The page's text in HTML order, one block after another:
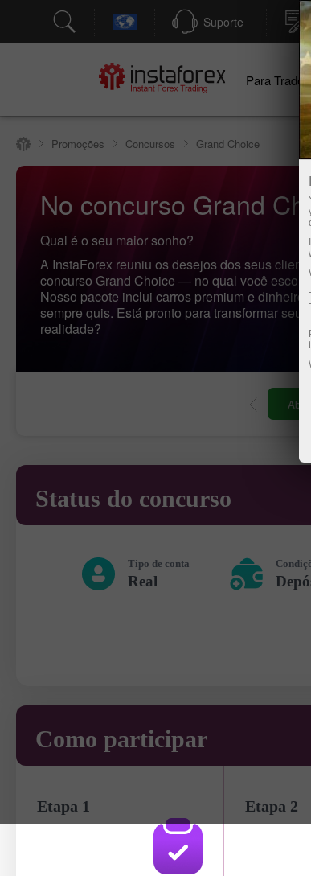
Suporte
Para
Promoções Concursos Grand Choice
No concurso Grand
Qual é o seu maior sonho?
A InstaForex reuniu os desejos dos seus
concurso Grand Choice — no qual você
Nosso pacote inclui carros premium e dinheiro
sempre quis. Está pronto para transformar seu
realidade?
Abrir conta demo
Status do concurso
Tipo de conta
Real
Como participar
Etapa 1 Etapa 2